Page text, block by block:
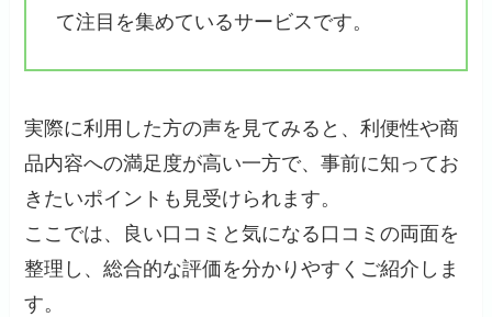
て注目を集めているサービスです。
実際に利用した方の声を見てみると、利便性や商
品内容への満足度が高い一方で、事前に知ってお
きたいポイントも見受けられます。
ここでは、良い口コミと気になる口コミの両面を
整理し、総合的な評価を分かりやすくご紹介しま
す。